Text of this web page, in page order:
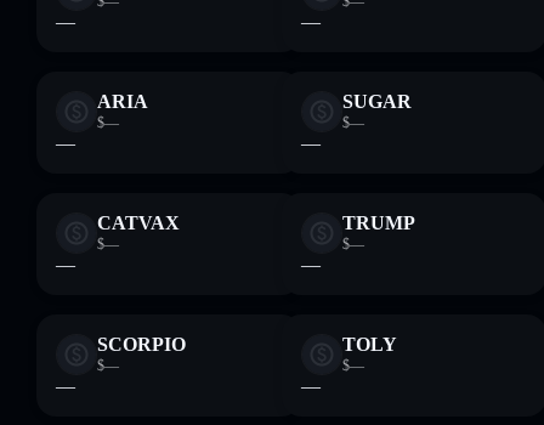
— —
ARIA
$—
—
SUGAR
$—
—
CATVAX
$—
—
TRUMP
$—
—
SCORPIO
$—
—
TOLY
$—
—